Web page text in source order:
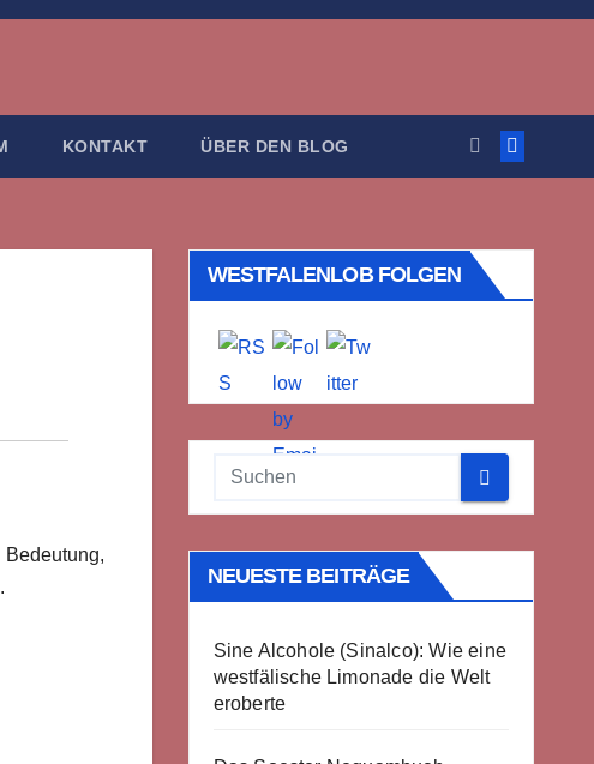
KONTAKT ÜBER DEN BLOG
WESTFALENLOB FOLGEN
NEUESTE BEITRÄGE
Sine Alcohole (Sinalco): Wie eine
westfälische Limonade die Welt
eroberte